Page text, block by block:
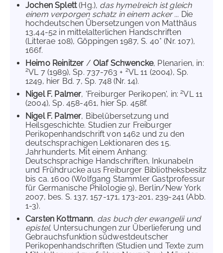
Jochen Splett(Hg.), das hymelreich ist gleich
einem verporgen schatz in einem acker ... Die
hochdeutschen Übersetzungen von Matthäus
13,44-52 in mittelalterlichen Handschriften
(Litterae 108), Göppingen 1987, S. 40* (Nr. 107),
166f.
Heimo Reinitzer / Olaf Schwencke, Plenarien, in:
2VL 7 (1989), Sp. 737-763 + 2VL 11 (2004), Sp.
1249, hier Bd. 7, Sp. 748 (Nr. 14).
Nigel F. Palmer, 'Freiburger Perikopen', in:2VL 11
(2004), Sp. 458-461, hier Sp. 458f.
Nigel F. Palmer, Bibelübersetzung und
Heilsgeschichte. Studien zur Freiburger
Perikopenhandschrift von 1462 und zu den
deutschsprachigen Lektionaren des 15.
Jahrhunderts. Mit einem Anhang:
Deutschsprachige Handschriften, Inkunabeln
und Frühdrucke aus Freiburger Bibliotheksbesitz
bis ca. 1600 (Wolfgang Stammler Gastprofessur
für Germanische Philologie 9), Berlin/New York
2007, bes. S. 137, 157-171, 173-201, 239-241 (Abb.
1-3).
Carsten Kottmann, das buch der ewangelii und
epistel. Untersuchungen zur Überlieferung und
Gebrauchsfunktion südwestdeutscher
Perikopenhandschriften (Studien und Texte zum